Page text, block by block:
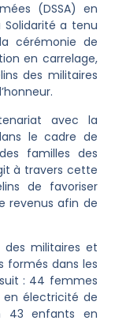
(DSSA) en
a tenu
cérémonie de
en carrelage,
des militaires
avec la
le cadre de
familles des
à travers cette
de favoriser
revenus afin de
militaires et
formés dans les
: 44 femmes
en électricité de
43 enfants en